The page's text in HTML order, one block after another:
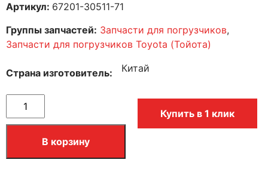
Артикул: 67201-30511-71
Группы запчастей: Запчасти для погрузчиков,
Запчасти для погрузчиков Toyota (Тойота)
Страна изготовитель Китай
В корзину
Купить в 1 клик